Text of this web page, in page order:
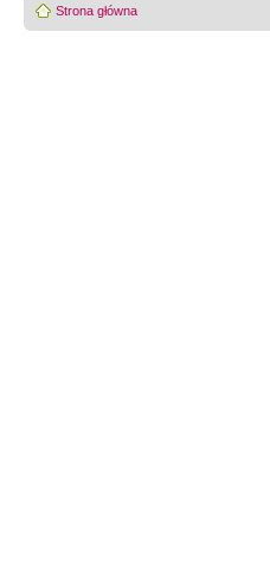
Strona główna